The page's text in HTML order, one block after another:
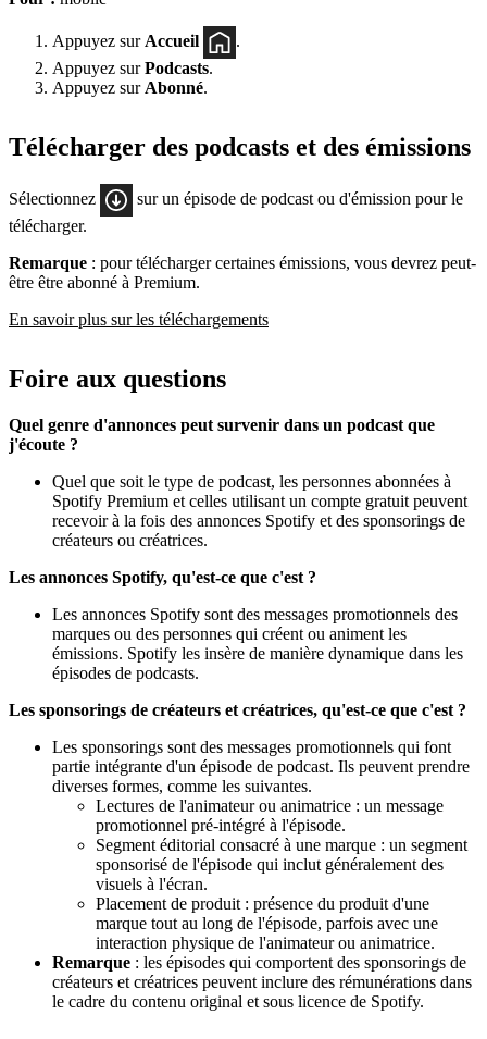
Appuyez sur Accueil
.
Appuyez surPodcasts.
Appuyez sur Abonné.
Télécharger des podcasts et des émissions
Sélectionnez
sur un épisode de podcast ou d'émission pour le
télécharger.
Remarque : pour télécharger certaines émissions, vous devrez peut-
être être abonné à Premium.
En savoir plus sur les téléchargements
Foire aux questions
Quel genre d'annonces peut survenir dans un podcast que
j'écoute ?
Quel que soit le type de podcast, les personnes abonnées à
Spotify Premium et celles utilisant un compte gratuit peuvent
recevoir à la fois des annonces Spotify et des sponsorings de
créateurs ou créatrices.
Les annonces Spotify, qu'est-ce que c'est ?
Les annonces Spotify sont des messages promotionnels des
marques ou des personnes qui créent ou animent les
émissions. Spotify les insère de manière dynamique dans les
épisodes de podcasts.
Les sponsorings de créateurs et créatrices, qu'est-ce que c'est ?
Les sponsorings sont des messages promotionnels qui font
partie intégrante d'un épisode de podcast. Ils peuvent prendre
diverses formes, comme les suivantes.
Lectures de l'animateur ou animatrice : un message
promotionnel pré-intégré à l'épisode.
Segment éditorial consacré à une marque : un segment
sponsorisé de l'épisode qui inclut généralement des
visuels à l'écran.
Placement de produit : présence du produit d'une
marque tout au long de l'épisode, parfois avec une
interaction physique de l'animateur ou animatrice.
Remarque : les épisodes qui comportent des sponsorings de
créateurs et créatrices peuvent inclure des rémunérations dans
le cadre du contenu original et sous licence de Spotify.